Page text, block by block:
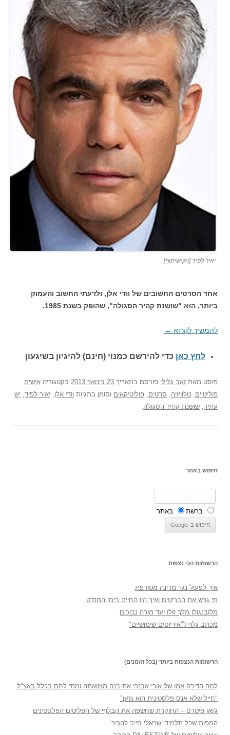
יאיר לפיד [ויקישיתוף]
אחד הסרטים החשובים של וודי אלן, ולדעתי החשוב והעמוק
ביותר, הוא "שושנת קהיר הסגולה", שהופק בשנת 1985.
להמשיך לקרוא ←
לחץ כאן כדי להירשם כמנוי (חינם) להיגיון בשיגעון
פוסט מאת זאב גלילי פורסם בתאריך 23 בינואר 2013 בקטגוריה אישים
פוליטיים, טלוויזיה, סרטים, פוליטיקאים וסומן בתגיות וודי אלן, יאיר לפיד, יש
עתיד, שושנת קהיר הסגולה.
חיפוש באתר
ברשת באתר
הרשומות הכי נצפות
איך לפעול נגד מדינה מטורפת
מי גרש את הבריטים ואיך היו החיים בימי המנדט
מלובנגולו מלך זולו ועד מורה נבוכים
מכתב גלוי ל"אידיוטים שימושיים"
הרשומות הנצפות ביותר (בכל הזמנים)
למה הדירה אמו של אורי אבנרי את בנה מצוואתה ומתי לחם בכלל באצ"ל
"חייל שלא אנס פלסטינית הוא גזען"
ג'ואן פיטרס – החוקרת שחשפה את הבלוף של הפליטים הפלסטינים
המפות שכל תלמיד ישראלי חייב להכיר